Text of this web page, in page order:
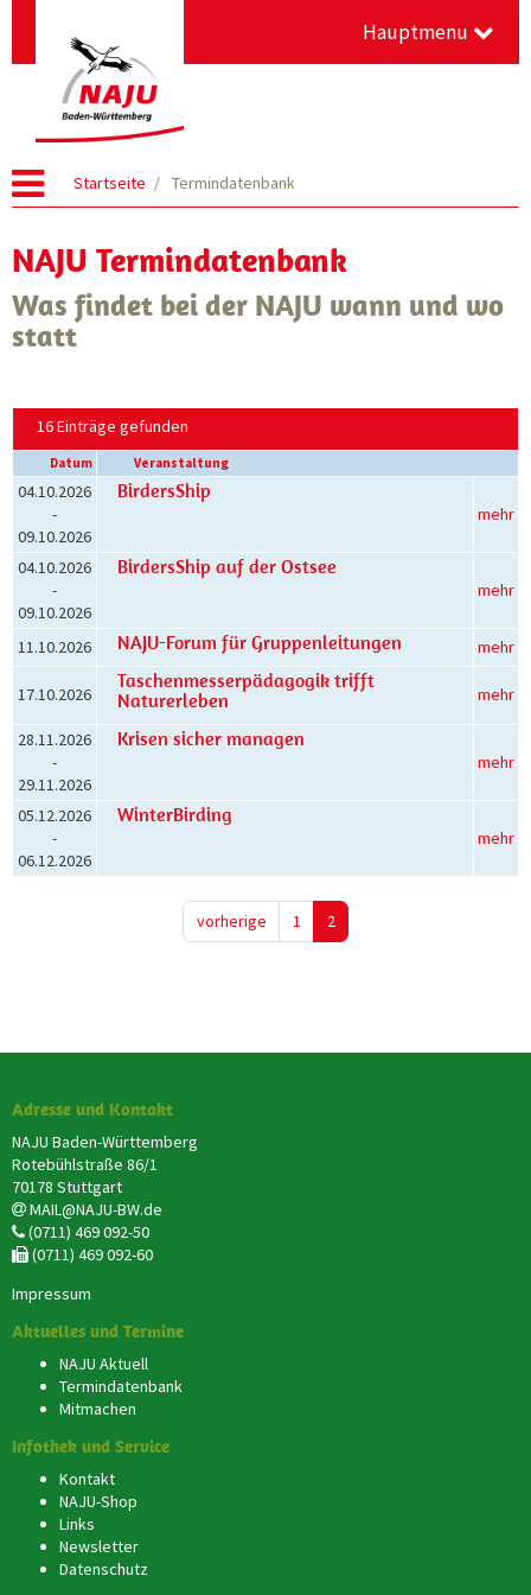
Hauptmenu
Startseite Termindatenbank
NAJU Termindatenbank
Was findet bei der NAJU wann und wo
statt
16 Einträge gefunden
Datum Veranstaltung
04.10.2026
-
09.10.2026
BirdersShip
mehr
04.10.2026
-
09.10.2026
BirdersShip auf der Ostsee
mehr
11.10.2026 NAJU-Forum für Gruppenleitungen mehr
17.10.2026
Taschenmesserpädagogik trifft
Naturerleben
mehr
28.11.2026
-
29.11.2026
Krisen sicher managen
mehr
05.12.2026
-
06.12.2026
WinterBirding
mehr
vorherige 1 2
Adresse und Kontakt
NAJU Baden-Württemberg
Rotebühlstraße 86/1
70178 Stuttgart
MAIL@NAJU-BW.de
(0711) 469 092-50
(0711) 469 092-60
Impressum
Aktuelles und Termine
NAJU Aktuell
Termindatenbank
Mitmachen
Infothek und Service
Kontakt
NAJU-Shop
Links
Newsletter
Datenschutz